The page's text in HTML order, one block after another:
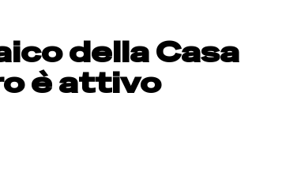
della Casa
è attivo